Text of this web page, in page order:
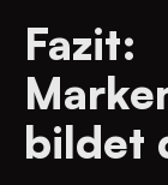
Fazit:
bildet